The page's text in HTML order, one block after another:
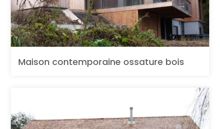
Maison contemporaine ossature bois